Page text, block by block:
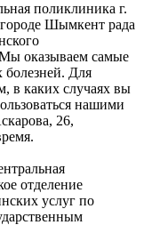
поликлиника г.
Шымкент рада
оказываем самые
Для
в каких случаях вы
нашими
26,
отделение
услуг по